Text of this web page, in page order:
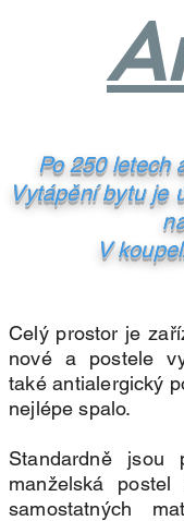
Po 250 letech
Vytápění bytu je
V
Celý prostor je
nové a postele
také antialergický
nejlépe spalo.
Standardně
manželská
samostatných